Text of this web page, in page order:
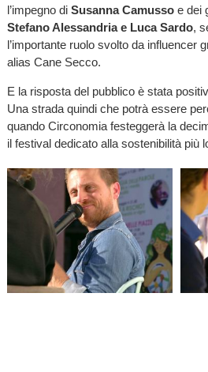
l’impegno di Susanna Camussoe dei
Stefano Alessandria e Luca Sardo,
l’importante ruolo svolto da influencer
alias Cane Secco.
E la risposta del pubblico è stata
Una strada quindi che potrà essere
quando Circonomia festeggerà la
il festival dedicato alla sostenibilità più